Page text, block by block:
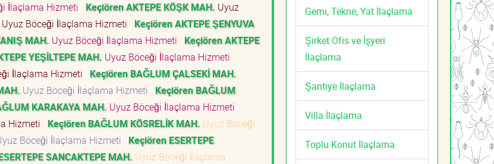
İlaçlama Hizmeti Keçiören AKTEPE KÖŞK MAH. Uyuz
Uyuz Böceği İlaçlama Hizmeti
Keçiören AKTEPE ŞENYUVA
MAH. Uyuz Böceği İlaçlama Hizmeti
Keçiören AKTEPE
YEŞİLTEPE MAH. Uyuz Böceği İlaçlama Hizmeti
İlaçlama Hizmeti
Keçiören BAĞLUM ÇALSEKİ MAH.
Uyuz Böceği İlaçlama Hizmeti
Keçiören BAĞLUM
KARAKAYA MAH. Uyuz Böceği İlaçlama Hizmeti
Hizmeti Keçiören BAĞLUM KÖSRELİK MAH. Uyuz Böceği
Böceği İlaçlama Hizmeti
Keçiören ESERTEPE
SANCAKTEPE MAH. Uyuz Böceği İlaçlama
Gemi, Tekne, Yat İlaçlama
Şirket Ofis ve İşyeri
İlaçlama
Şantiye İlaçlama
Villa İlaçlama
Toplu Konut İlaçlama